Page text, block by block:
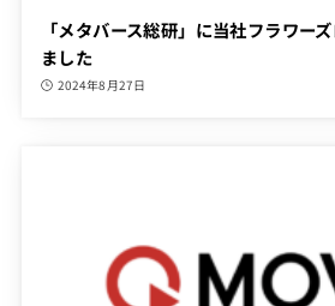
「メタバース総研」に当社フラワー
ました
2024年8月27日